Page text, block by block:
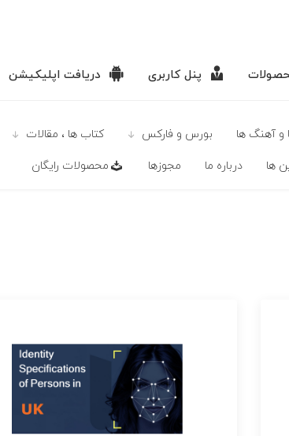
پنل کاربری دریافت اپلیکیشن
و آهنگ ها بورس و فارکس كتاب ها ، مقالات
ها درباره ما مجوزها محصولات رايگان